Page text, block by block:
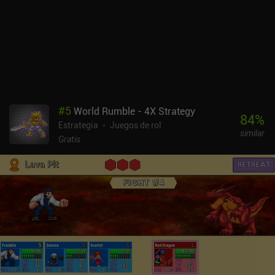
acceso al juego completo. Se puede comprar una moneda del
juego mediante iAP adicionales, pero solo sirve para rehacer
turnos y no afecta mucho a la jugabilidad. Wanna Survive es una
oferta decente para los aficionados al combate táctico por turnos
o a la ambientación zombi, aunque tiene una rejugabilidad nula:
una vez completada la campaña, ya no hay nada que hacer.
#5 World Rumble - 4X Strategy
Estrategia
Juegos de rol
Gratis
84%
similar